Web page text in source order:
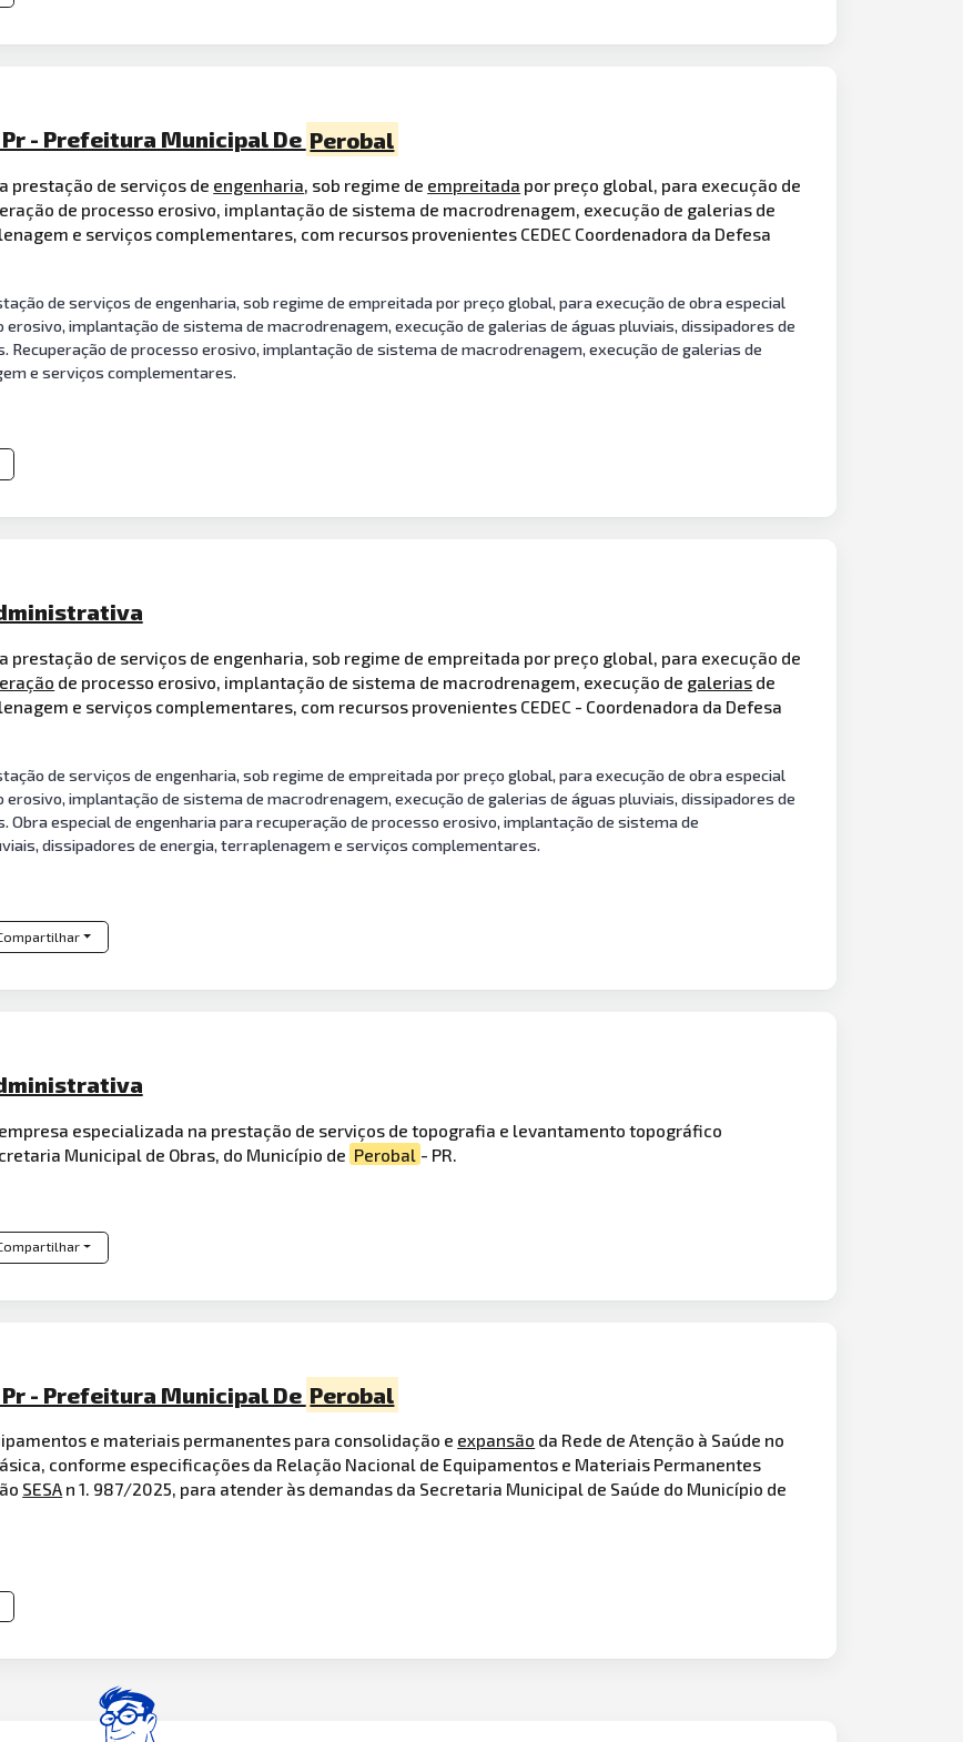
Pr - Prefeitura Municipal De Perobal
prestação de serviços de engenharia , sob regime de empreitada por preço global, para execução de
de processo erosivo, implantação de sistema de macrodrenagem, execução de galerias de
e serviços complementares, com recursos provenientes CEDEC Coordenadora da Defesa
de serviços de engenharia, sob regime de empreitada por preço global, para execução de obra especial
implantação de sistema de macrodrenagem, execução de galerias de águas pluviais, dissipadores de
de processo erosivo, implantação de sistema de macrodrenagem, execução de galerias de
e serviços complementares.
prestação de serviços de engenharia, sob regime de empreitada por preço global, para execução de
de processo erosivo, implantação de sistema de macrodrenagem, execução de galerias de
e serviços complementares, com recursos provenientes CEDEC - Coordenadora da Defesa
de serviços de engenharia, sob regime de empreitada por preço global, para execução de obra especial
implantação de sistema de macrodrenagem, execução de galerias de águas pluviais, dissipadores de
especial de engenharia para recuperação de processo erosivo, implantação de sistema de
dissipadores de energia, terraplenagem e serviços complementares.
especializada na prestação de serviços de topografia e levantamento topográfico
Municipal de Obras, do Município de Perobal - PR.
Pr - Prefeitura Municipal De Perobal
e materiais permanentes para consolidação e expansão da Rede de Atenção à Saúde no
conforme especificações da Relação Nacional de Equipamentos e Materiais Permanentes
SESA n 1. 987/2025, para atender às demandas da Secretaria Municipal de Saúde do Município de